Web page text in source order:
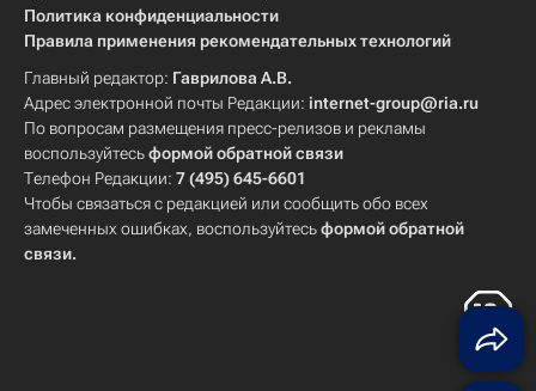
Политика конфиденциальности
Правила применения рекомендательных технологий
Главный редактор: Гаврилова А.В.
Адрес электронной почты Редакции: internet-group@ria.ru
По вопросам размещения пресс-релизов и рекламы
воспользуйтесьформой обратной связи
Телефон Редакции: 7 (495) 645-6601
Чтобы связаться с редакцией или сообщить обо всех
замеченных ошибках, воспользуйтесьформой обратной
связи.